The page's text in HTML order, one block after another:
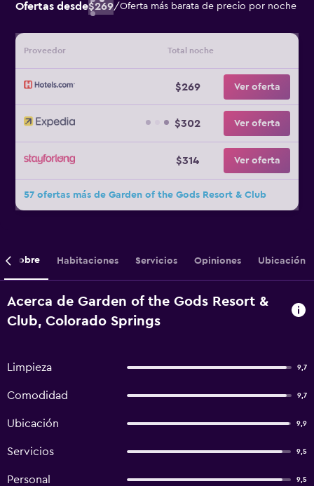
Ofertas desde$269/Oferta más barata de precio por noche
Proveedor Total noche
$269 Ver oferta
$302 Ver oferta
$314 Ver oferta
57 ofertas más de Garden of the Gods Resort & Club
Sobre Habitaciones Servicios Opiniones Ubicación
Acerca de Garden of the Gods Resort &
Club, Colorado Springs
Limpieza 9,7
Comodidad 9,7
Ubicación 9,9
Servicios 9,5
Personal 9,5